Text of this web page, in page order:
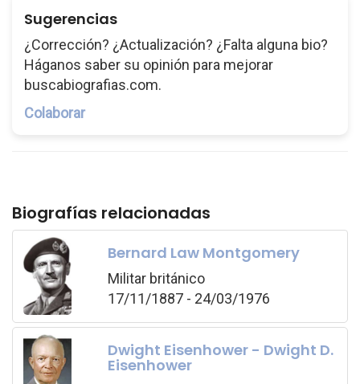
Sugerencias
¿Corrección? ¿Actualización? ¿Falta alguna bio?
Háganos saber su opinión para mejorar
buscabiografias.com.
Colaborar
Biografías relacionadas
Bernard Law Montgomery
Militar británico
17/11/1887 - 24/03/1976
Dwight Eisenhower - Dwight D.
Eisenhower